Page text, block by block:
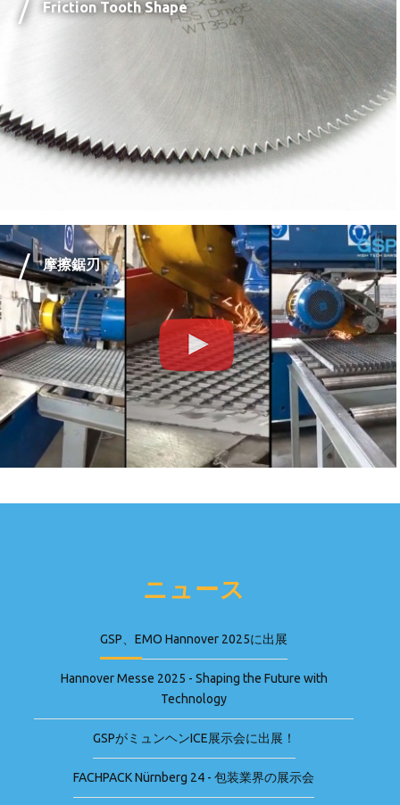
Friction Tooth Shape
摩擦鋸刃
ニュース
GSP、EMO Hannover 2025に出展
Hannover Messe 2025 - Shaping the Future with
Technology
GSPがミュンヘンICE展示会に出展！
FACHPACK Nürnberg 24 - 包装業界の展示会